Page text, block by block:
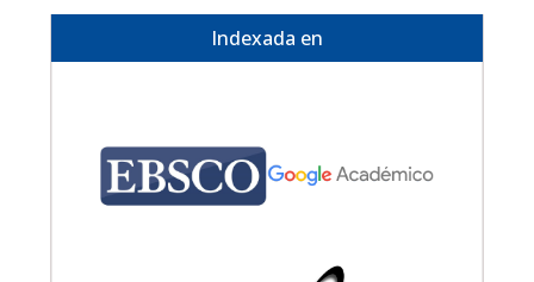
Indexada en